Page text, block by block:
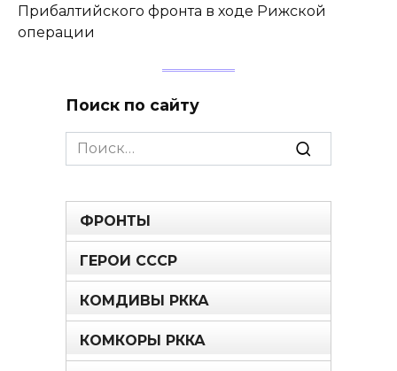
Прибалтийского фронта в ходе Рижской
операции
Поиск по сайту
Search
for:
ФРОНТЫ
ГЕРОИ СССР
КОМДИВЫ РККА
КОМКОРЫ РККА